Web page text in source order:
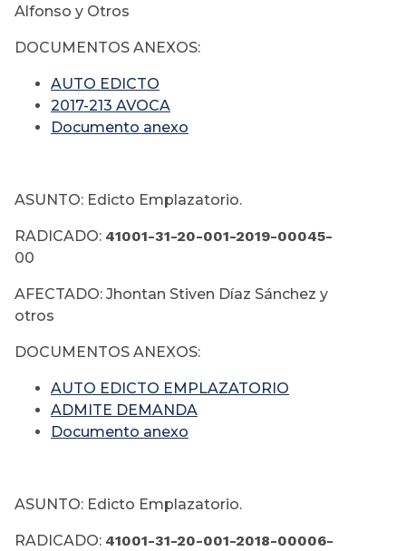
Alfonso y Otros
DOCUMENTOS ANEXOS:
AUTO EDICTO
2017-213 AVOCA
Documento anexo
ASUNTO: Edicto Emplazatorio.
RADICADO: 41001-31-20-001-2019-00045-
00
AFECTADO: Jhontan Stiven Díaz Sánchez y
otros
DOCUMENTOS ANEXOS:
AUTO EDICTO EMPLAZATORIO
ADMITE DEMANDA
Documento anexo
ASUNTO: Edicto Emplazatorio.
RADICADO: 41001-31-20-001-2018-00006-